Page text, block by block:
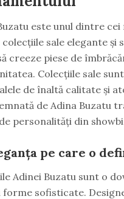
este unul dintre
sale elegante și
creeze piese de
Colecțiile sale
de înaltă calitate și
de Adina Buzatu
personalități din
pe care o
Adinei Buzatu sunt o
forme sofisticate.